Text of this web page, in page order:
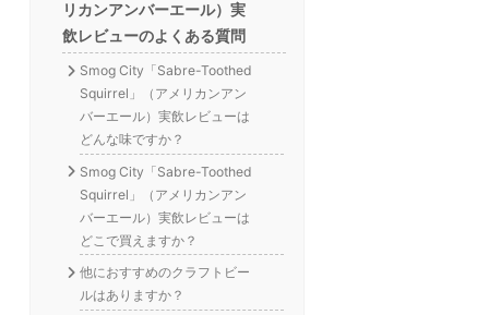
リカンアンバーエール）実
飲レビューのよくある質問
Smog City「Sabre-Toothed
Squirrel」（アメリカンアン
バーエール）実飲レビューは
どんな味ですか？
Smog City「Sabre-Toothed
Squirrel」（アメリカンアン
バーエール）実飲レビューは
どこで買えますか？
他におすすめのクラフトビー
ルはありますか？